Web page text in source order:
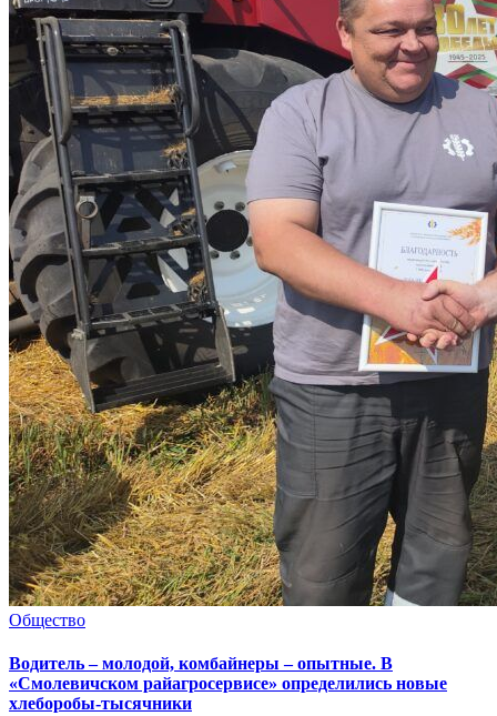
Общество
Водитель – молодой, комбайнеры – опытные. В
«Смолевичском райагросервисе» определились новые
хлеборобы-тысячники